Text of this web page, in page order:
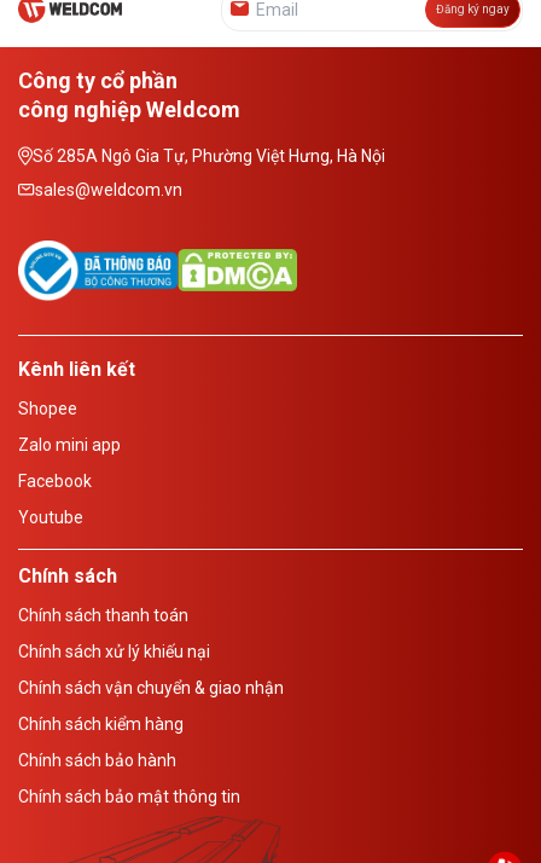
Đăng ký ngay
Công ty cổ phần
công nghiệp Weldcom
Số 285A Ngô Gia Tự, Phường Việt Hưng, Hà Nội
sales@weldcom.vn
Kênh liên kết
Shopee
Zalo mini app
Facebook
Youtube
Chính sách
Chính sách thanh toán
Chính sách xử lý khiếu nại
Chính sách vận chuyển & giao nhận
Chính sách kiểm hàng
Chính sách bảo hành
Chính sách bảo mật thông tin